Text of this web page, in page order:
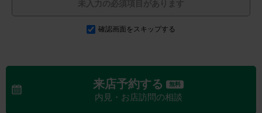
未入力の必須項目があります
確認画面をスキップする
来店予約する 無料
内見・お店訪問の相談